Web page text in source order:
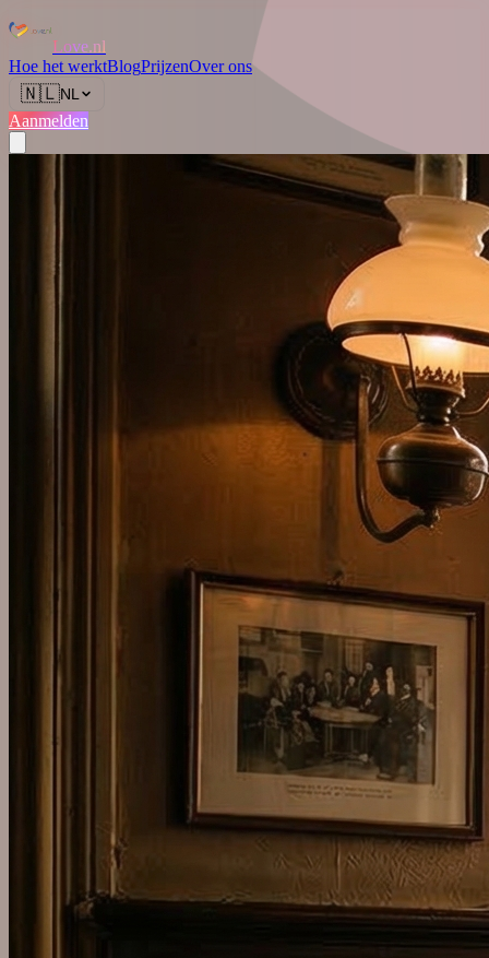
Love.nl
Hoe het werktBlogPrijzenOver ons
🇳🇱NL
Aanmelden